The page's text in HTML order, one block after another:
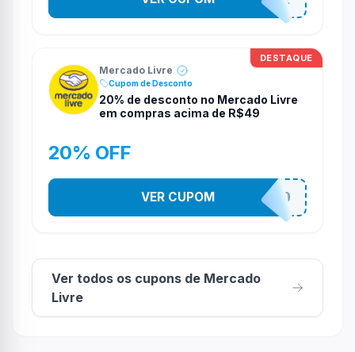
DESTAQUE
Mercado Livre
Cupom de Desconto
20% de desconto no Mercado Livre
em compras acima de R$49
20% OFF
MELIACHAPROMO
VER CUPOM
Ver todos os cupons de Mercado
Livre